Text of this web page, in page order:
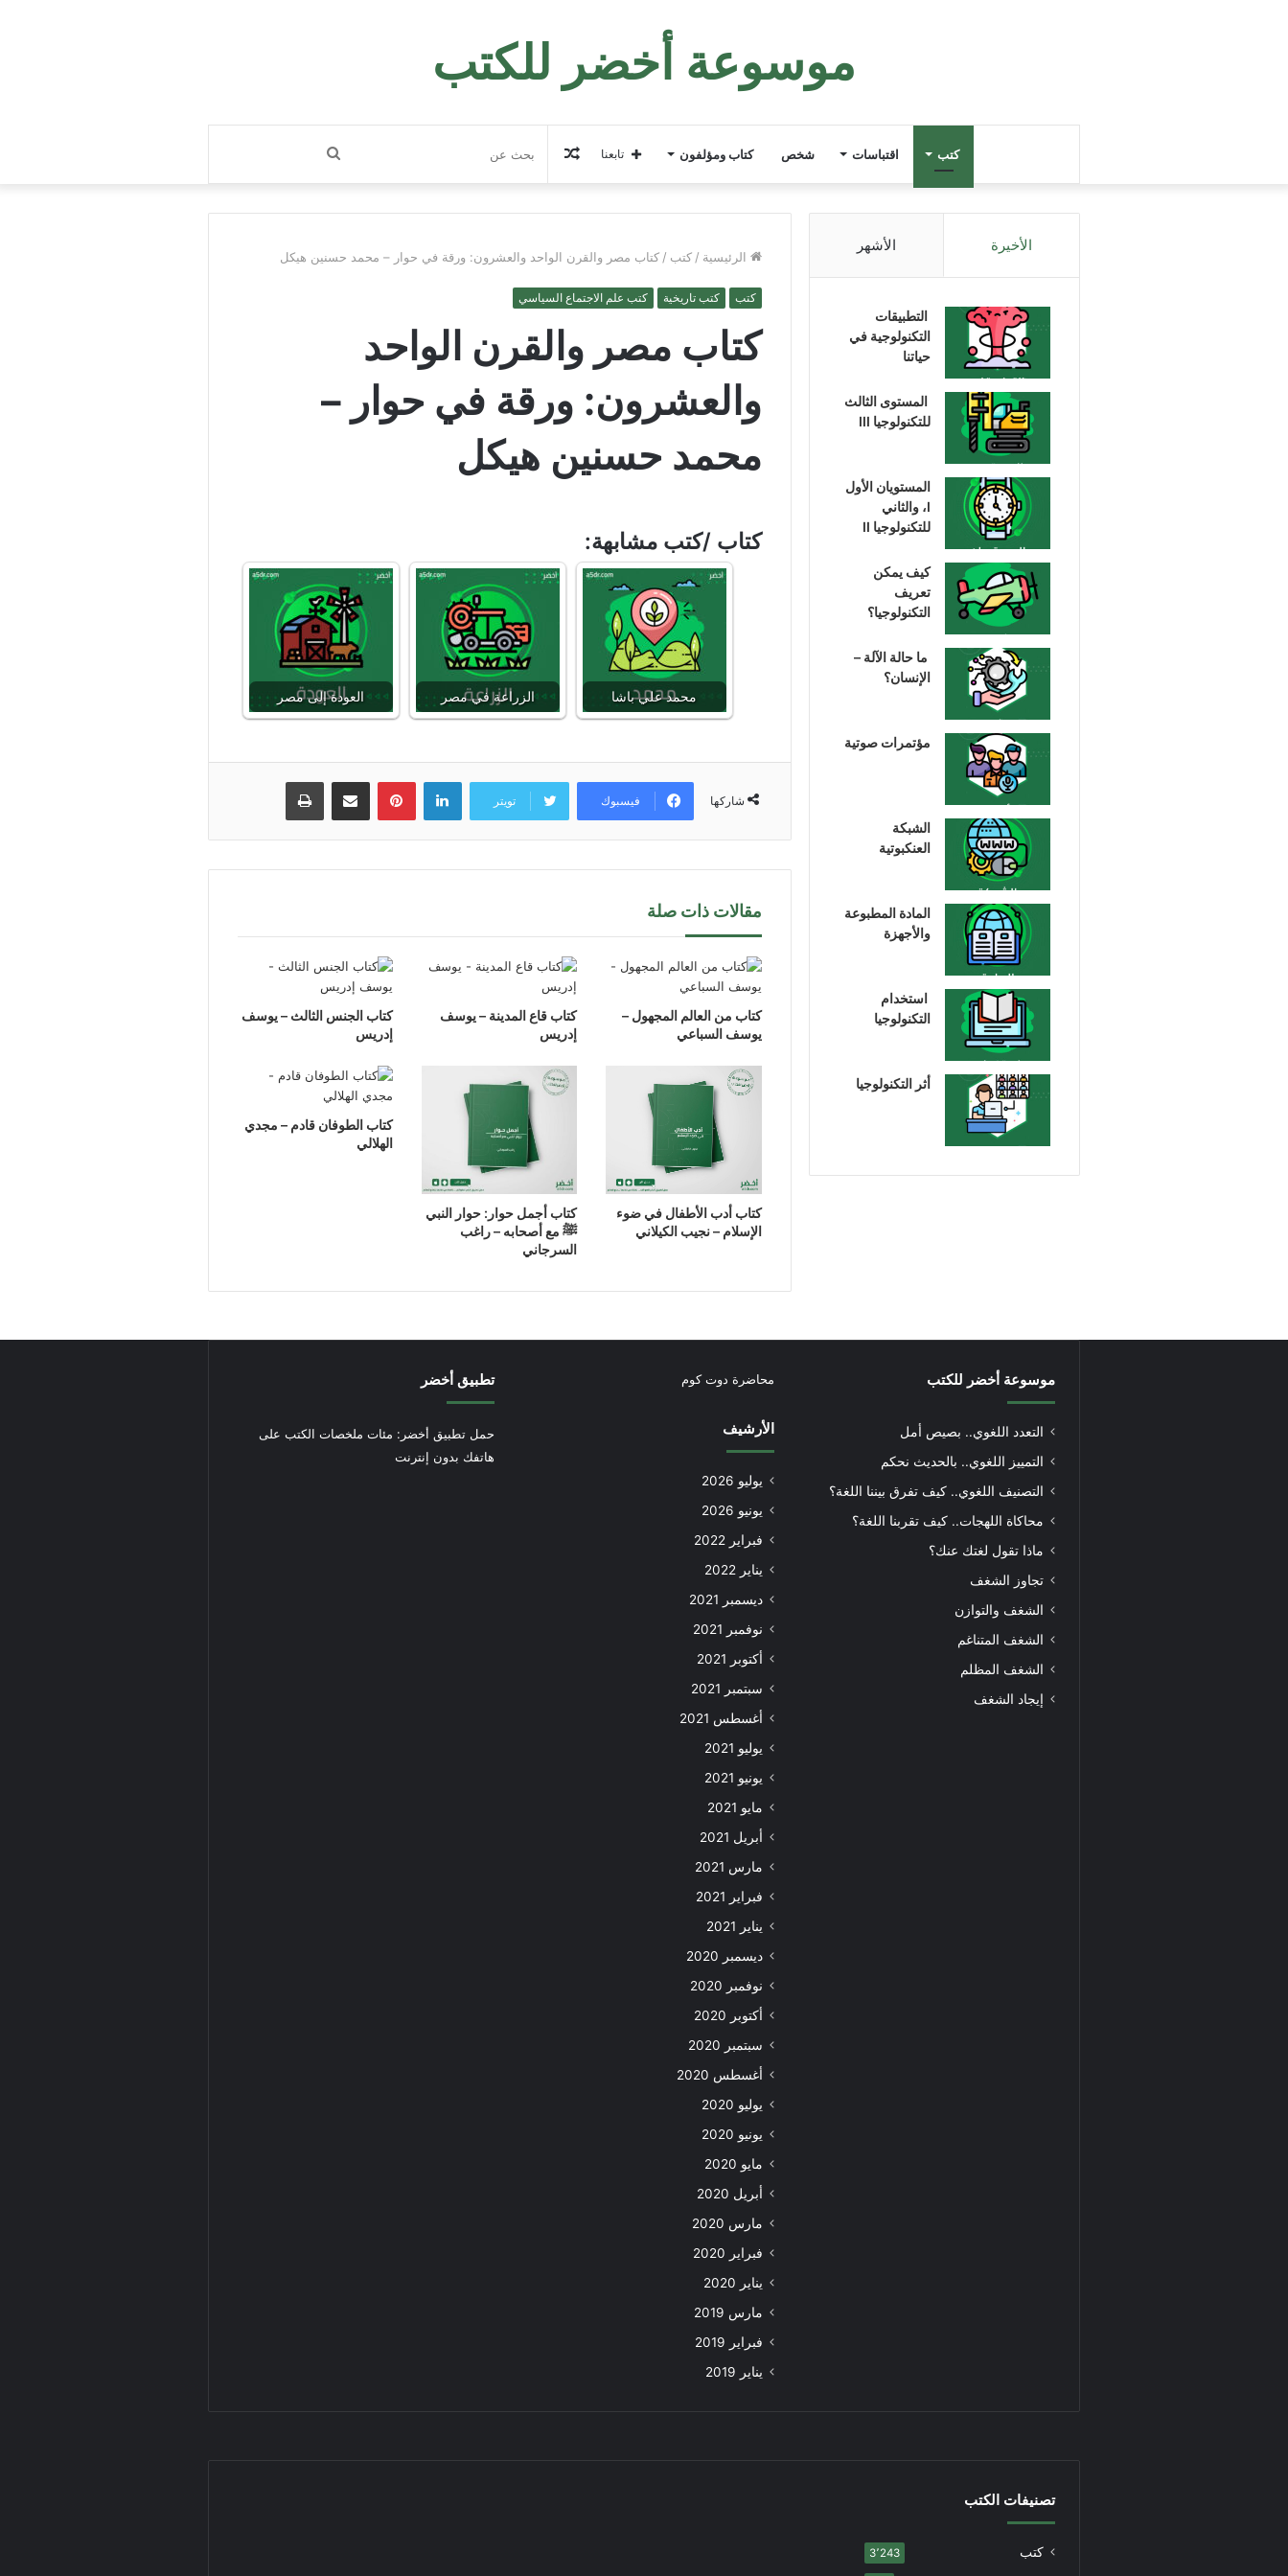
موسوعة أخضر للكتب
كتب اقتباسات شخص كتاب ومؤلفون بحث
عن
مقال
عشوائي
تابعنا
الرئيسية / كتب / كتاب مصر والقرن الواحد والعشرون: ورقة في حوار – محمد حسنين هيكل
كتب كتب تاريخية كتب علم الاجتماع السياسي
كتاب مصر والقرن الواحد
والعشرون: ورقة في حوار –
محمد حسنين هيكل
كتاب /كتب مشابهة:
العودة إلى مصر الزراعة في مصر محمد علي باشا
شاركها فيسبوك تويتر
لينكدإن بينتيريستمشاركة عبر البريد طباعة
مقالات ذات صلة
كتاب من العالم المجهول –
يوسف السباعي
كتاب قاع المدينة – يوسف
إدريس
كتاب الجنس الثالث – يوسف
إدريس
كتاب أدب الأطفال في ضوء
الإسلام – نجيب الكيلاني
كتاب أجمل حوار: حوار النبي
ﷺ مع أصحابه – راغب
السرجاني
كتاب الطوفان قادم – مجدي
الهلالي
الأخيرة الأشهر
التطبيقات
التكنولوجية في
حياتنا
المستوى الثالث
للتكنولوجيا III
المستويان الأول
I، والثاني
للتكنولوجيا II
كيف يمكن
تعريف
التكنولوجيا؟
ما حالة الآلة –
الإنسان؟
مؤتمرات صوتية
الشبكة
العنكبوتية
المادة المطبوعة
والأجهزة
استخدام
التكنولوجيا
أثر التكنولوجيا
موسوعة أخضر للكتب
التعدد اللغوي.. بصيص أمل
التمييز اللغوي.. بالحديث نحكم
التصنيف اللغوي.. كيف تفرق بيننا اللغة؟
محاكاة اللهجات.. كيف تقربنا اللغة؟
ماذا تقول لغتك عنك؟
تجاوز الشغف
الشغف والتوازن
الشغف المتناغم
الشغف المظلم
إيجاد الشغف
محاضرة دوت كوم
الأرشيف
يوليو 2026
يونيو 2026
فبراير 2022
يناير 2022
ديسمبر 2021
نوفمبر 2021
أكتوبر 2021
سبتمبر 2021
أغسطس 2021
يوليو 2021
يونيو 2021
مايو 2021
أبريل 2021
مارس 2021
فبراير 2021
يناير 2021
ديسمبر 2020
نوفمبر 2020
أكتوبر 2020
سبتمبر 2020
أغسطس 2020
يوليو 2020
يونيو 2020
مايو 2020
أبريل 2020
مارس 2020
فبراير 2020
يناير 2020
مارس 2019
فبراير 2019
يناير 2019
تطبيق أخضر
حمل تطبيق أخضر: مئات ملخصات الكتب على
هاتفك بدون إنترنت
تصنيفات الكتب
كتب 3٬243